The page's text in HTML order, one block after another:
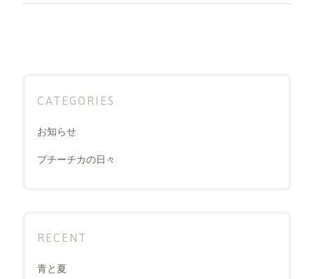
CATEGORIES
お知らせ
プチーチカの日々
RECENT
青と夏